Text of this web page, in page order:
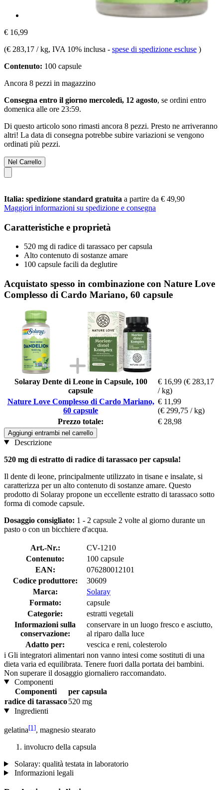
€ 16,99
(€ 283,17 / kg, IVA 10% inclusa - spese di spedizione escluse )
Contenuto: 100 capsule
Ancora 8 pezzi in magazzino
Consegna entro il giorno mercoledì, 12 agosto, se ordini entro
domenica alle ore 23:59.
Di questo articolo sono rimasti ancora 8 pezzi. Presto ne arriveranno
altri! La data di consegna potrebbe subire variazioni se vengono
ordinati più pezzi.
Nel Carrello
Italia: spedizione standard gratuita a partire da € 49,90
Maggiori informazioni su spedizione e consegna
Caratteristiche e proprietà
520 mg di radice di tarassaco per capsula
Alto contenuto di sostanze amare
100 capsule facili da deglutire
Acquistato spesso in combinazione con Nature Love
Complesso di Cardo Mariano, 60 capsule
Solaray Dente di Leone in Capsule, 100
capsule
€ 16,99 (€ 283,17
/ kg)
Nature Love Complesso di Cardo Mariano,
60 capsule
€ 11,99
(€ 299,75 / kg)
Prezzo totale:
€ 28,98
Aggiungi entrambi nel carrello
Descrizione
520 mg di estratto di radice di tarassaco per capsula!
Il dente di leone, principalmente utilizzato in tisane e insalate, si
caratterizza per un alto contenuto di sostanze amare. Questo
prodotto di Solaray propone un eccellente estratto di tarassaco sotto
forma di comode capsule.
Dosaggio consigliato: 1 - 2 capsule 2 volte al giorno durante un
pasto o con un bicchiere d'acqua.
Art.-Nr.:
CV-1210
Contenuto:
100 capsule
EAN:
076280012101
Codice produttore:
30609
Marca:
Solaray
Formato:
capsule
Categorie:
estratti vegetali
Informazioni sulla
conservazione:
conservare in un luogo fresco e asciutto,
al riparo dalla luce
Adatto per:
vescica e reni, colesterolo
i Gli integratori alimentari non vanno intesi come sostituti di una
dieta varia ed equilibrata. Tenere fuori dalla portata dei bambini.
Non superare il dosaggio giornaliero raccomandato.
Componenti
Componenti
per capsula
radice di tarassaco520 mg
Ingredienti
gelatina[1], magnesio stearato
involucro della capsula
Solaray: qualità testata in laboratorio
Informazioni legali